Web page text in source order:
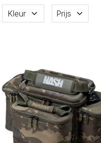
Kleur Prijs